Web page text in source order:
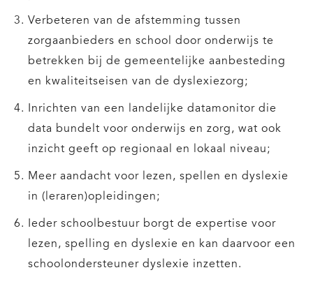
Verbeteren van de afstemming tussen
zorgaanbieders en school door onderwijs te
betrekken bij de gemeentelijke aanbesteding
en kwaliteitseisen van de dyslexiezorg;
Inrichten van een landelijke datamonitor die
data bundelt voor onderwijs en zorg, wat ook
inzicht geeft op regionaal en lokaal niveau;
Meer aandacht voor lezen, spellen en dyslexie
in (leraren)opleidingen;
Ieder schoolbestuur borgt de expertise voor
lezen, spelling en dyslexie en kan daarvoor een
schoolondersteuner dyslexie inzetten.